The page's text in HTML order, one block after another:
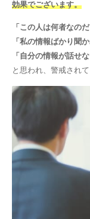
効果でございます。
「この人は何者なのだ
「私の情報ばかり聞
「自分の情報が話せ
と思われ、警戒されて